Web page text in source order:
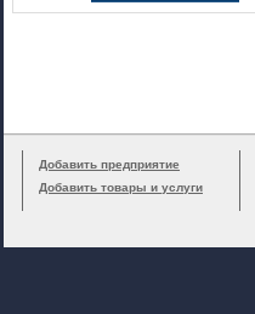
Добавить предприятие
Добавить товары и услуги